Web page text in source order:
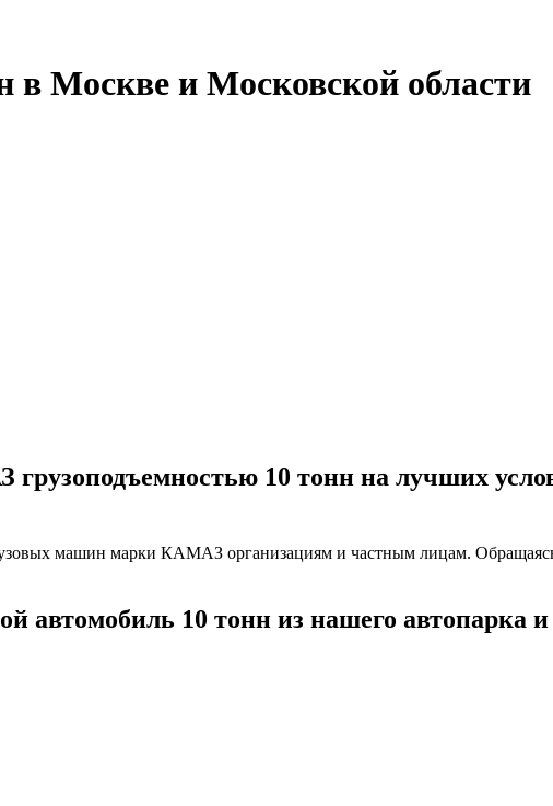
в Москве и Московской области
10 тонн на лучших
машин марки КАМАЗ организациям и частным лицам.
автомобиль 10 тонн из нашего автопарка